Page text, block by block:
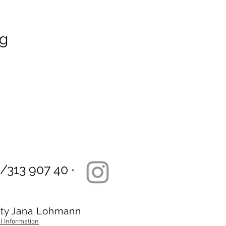
313 907 40 ∙
Jana Lohmann
Information